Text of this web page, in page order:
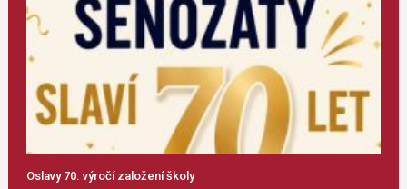
Oslavy 70. výročí založení školy